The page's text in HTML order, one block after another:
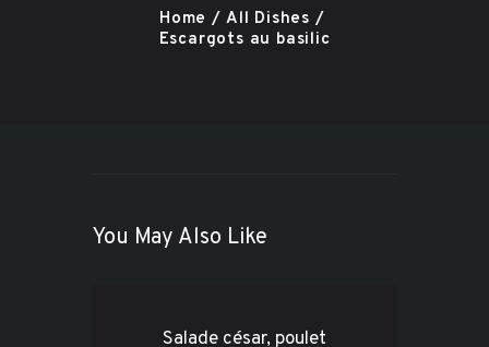
Home
All Dishes
Escargots au basilic
Plats pour emporter
Contact
You May Also Like
Salade césar, poulet